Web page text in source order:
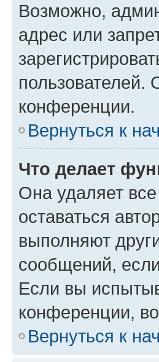
Возможно,
адрес или
пользователей.
конференции.
Вернуться к
Что делает
Она удаляет
оставаться
выполняют
сообщений,
Если вы
конференции,
Вернуться к